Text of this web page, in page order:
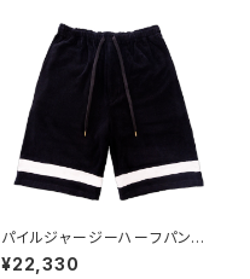
パイルジャージーハーフパン
ツ BLACK
¥22,330